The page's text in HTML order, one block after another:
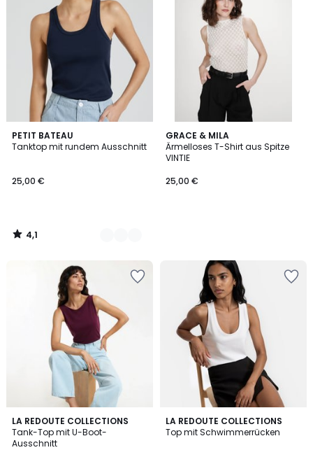
PETIT BATEAU
Tanktop mit rundem Ausschnitt
25,00 €
4,1
/ 5
2
Farben
4,1
/
GRACE & MILA
Ärmelloses T-Shirt aus Spitze
VINTIE
25,00 €
LA REDOUTE COLLECTIONS
Tank-Top mit U-Boot-
Ausschnitt
4
/
5
2
Farben
LA REDOUTE COLLECTIONS
Top mit Schwimmerrücken
4,6
/ 5
2
Farben